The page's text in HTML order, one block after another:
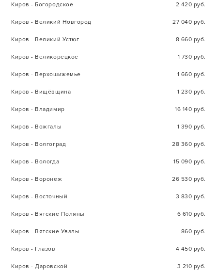
Киров - Богородское 2 420 руб.
Киров - Великий Новгород 27 040 руб.
Киров - Великий Устюг 8 660 руб.
Киров - Великорецкое 1 730 руб.
Киров - Верхошижемье 1 660 руб.
Киров - Вищёвщина 1 230 руб.
Киров - Владимир 16 140 руб.
Киров - Вожгалы 1 390 руб.
Киров - Волгоград 28 360 руб.
Киров - Вологда 15 090 руб.
Киров - Воронеж 26 530 руб.
Киров - Восточный 3 830 руб.
Киров - Вятские Поляны 6 610 руб.
Киров - Вятские Увалы 860 руб.
Киров - Глазов 4 450 руб.
Киров - Даровской 3 210 руб.